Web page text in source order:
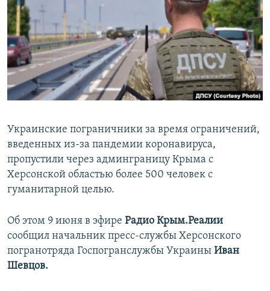
ПОБЕДИТЕЛЕЙ НЕ СУДЯТ?
КРЫМ.НЕПОКОРЕННЫЙ
ELIFBE
УКРАИНСКАЯ ПРОБЛЕМА КРЫМА
ПРИСОЕДИНЯЙТЕСЬ!
Все сайты RFE/RL
Украинские пограничники за время ограничений,
введенных из-за пандемии коронавируса,
пропустили через админграницу Крыма с
Херсонской областью более 500 человек с
гуманитарной целью.
Об этом 9 июня в эфире Радио Крым.Реалии
сообщил начальник пресс-службы Херсонского
погранотряда Госпогранслужбы Украины Иван
Шевцов.